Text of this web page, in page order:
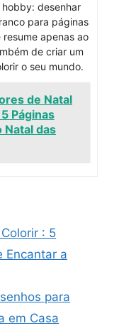
desenhar
para páginas
apenas ao
de criar um
o seu mundo.
de Natal
Páginas
Natal das
: 5
Encantar a
para
em Casa